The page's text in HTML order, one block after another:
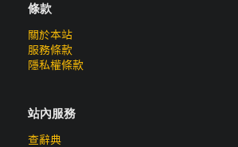
條款
關於本站
服務條款
隱私權條款
站內服務
查辭典